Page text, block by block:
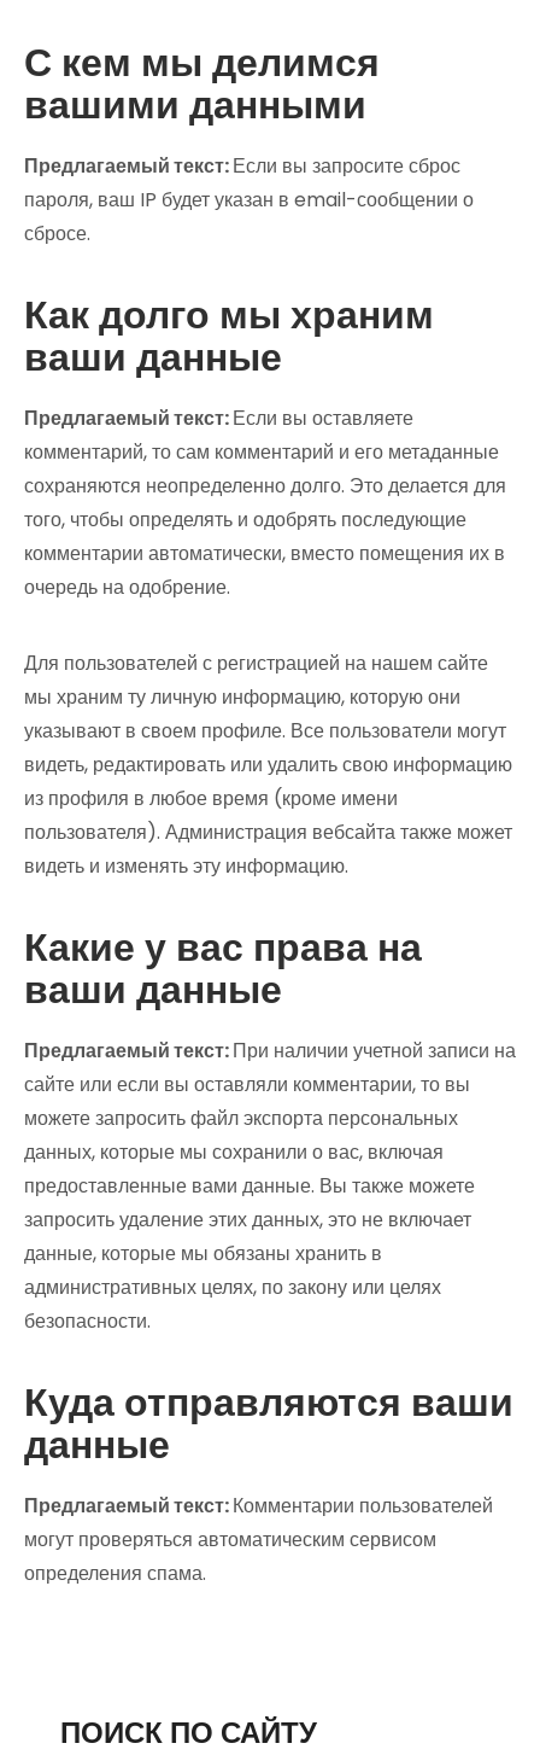
С кем мы делимся
вашими данными
Предлагаемый текст:Если вы запросите сброс
пароля, ваш IP будет указан в email-сообщении о
сбросе.
Как долго мы храним
ваши данные
Предлагаемый текст:Если вы оставляете
комментарий, то сам комментарий и его метаданные
сохраняются неопределенно долго. Это делается для
того, чтобы определять и одобрять последующие
комментарии автоматически, вместо помещения их в
очередь на одобрение.
Для пользователей с регистрацией на нашем сайте
мы храним ту личную информацию, которую они
указывают в своем профиле. Все пользователи могут
видеть, редактировать или удалить свою информацию
из профиля в любое время (кроме имени
пользователя). Администрация вебсайта также может
видеть и изменять эту информацию.
Какие у вас права на
ваши данные
Предлагаемый текст:При наличии учетной записи на
сайте или если вы оставляли комментарии, то вы
можете запросить файл экспорта персональных
данных, которые мы сохранили о вас, включая
предоставленные вами данные. Вы также можете
запросить удаление этих данных, это не включает
данные, которые мы обязаны хранить в
административных целях, по закону или целях
безопасности.
Куда отправляются ваши
данные
Предлагаемый текст:Комментарии пользователей
могут проверяться автоматическим сервисом
определения спама.
ПОИСК ПО САЙТУ